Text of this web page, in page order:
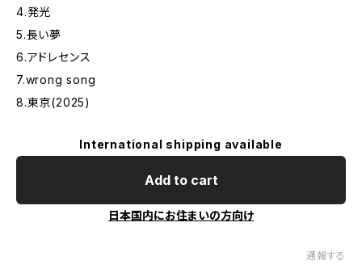
4.発光
5.長い夢
6.アドレセンス
7.wrong song
8.東京(2025)
International shipping available
Add to cart
日本国内にお住まいの方向け
通報する